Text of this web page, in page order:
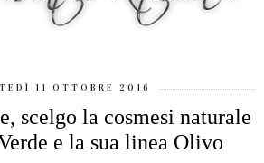
11 OTTOBRE 2016
scelgo la cosmesi naturale
e la sua linea Olivo